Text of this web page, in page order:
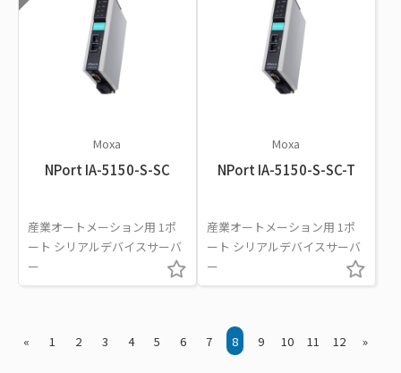
Moxa
NPort IA-5150-S-SC
産業オートメーション用 1ポ
ート シリアルデバイスサーバ
ー
Moxa
NPort IA-5150-S-SC-T
産業オートメーション用 1ポ
ート シリアルデバイスサーバ
ー
« 1 2 3 4 5 6 7 8 9 10 11 12 »